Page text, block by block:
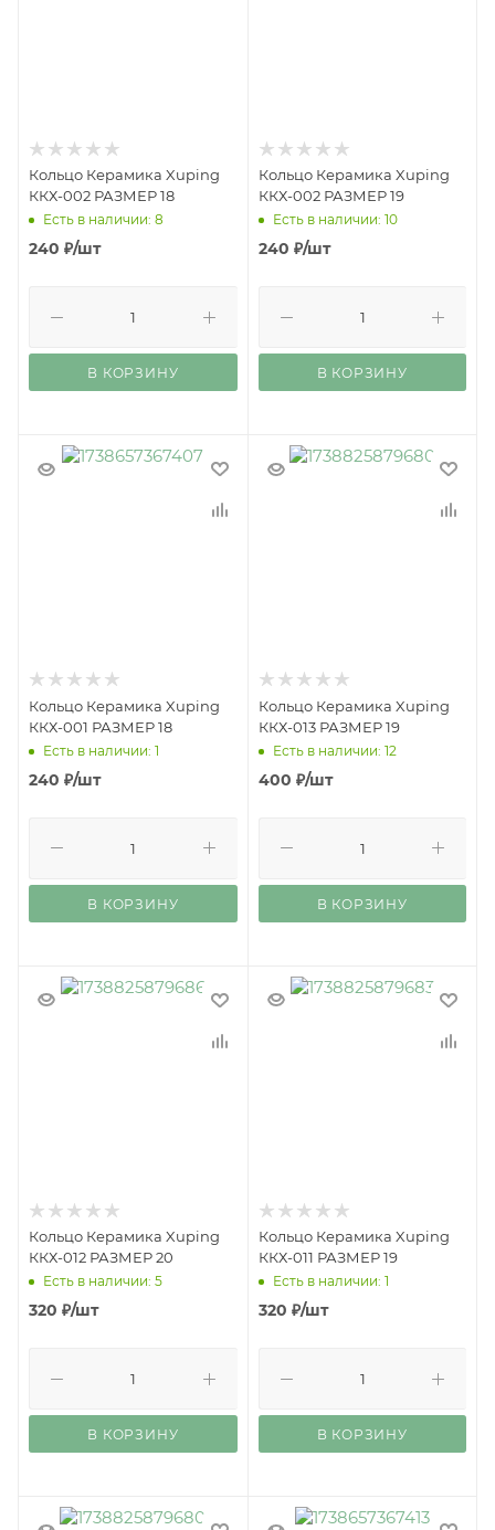
Кольцо Керамика Xuping
ККХ-002 РАЗМЕР 18
Есть в наличии: 8
240 ₽/шт
В КОРЗИНУ
Кольцо Керамика Xuping
ККХ-002 РАЗМЕР 19
Есть в наличии: 10
240 ₽/шт
В КОРЗИНУ
Кольцо Керамика Xuping
ККХ-001 РАЗМЕР 18
Есть в наличии: 1
240 ₽/шт
В КОРЗИНУ
Кольцо Керамика Xuping
ККХ-013 РАЗМЕР 19
Есть в наличии: 12
400 ₽/шт
В КОРЗИНУ
Кольцо Керамика Xuping
ККХ-012 РАЗМЕР 20
Есть в наличии: 5
320 ₽/шт
В КОРЗИНУ
Кольцо Керамика Xuping
ККХ-011 РАЗМЕР 19
Есть в наличии: 1
320 ₽/шт
В КОРЗИНУ